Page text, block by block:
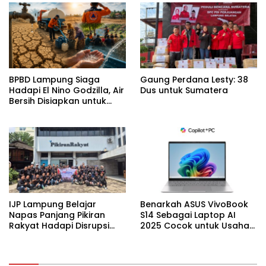
BPBD Lampung Siaga
Hadapi El Nino Godzilla, Air
Bersih Disiapkan untuk
Gaung Perdana Lesty: 38
Dus untuk Sumatera
IJP Lampung Belajar
Napas Panjang Pikiran
Rakyat Hadapi Disrupsi
Benarkah ASUS VivoBook
S14 Sebagai Laptop AI
2025 Cocok untuk Usaha